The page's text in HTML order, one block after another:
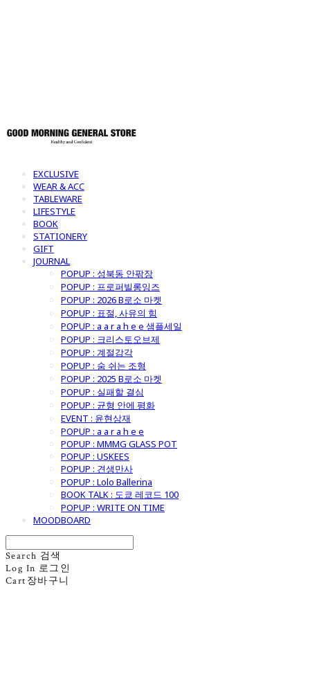
EXCLUSIVE
WEAR & ACC
TABLEWARE
LIFESTYLE
BOOK
STATIONERY
GIFT
JOURNAL
POPUP : 성북동 안팎장
POPUP : 프로퍼빌롱잉즈
POPUP : 2026 B로소 마켓
POPUP : 표절, 사유의 힘
POPUP : a a r a h e e 샘플세일
POPUP : 크리스토오브제
POPUP : 계절감각
POPUP : 숨 쉬는 조형
POPUP : 2025 B로소 마켓
POPUP : 실패할 결심
POPUP : 균형 안에 평화
EVENT : 윤현상재
POPUP : a a r a h e e
POPUP : MMMG GLASS POT
POPUP : USKEES
POPUP : 견생만사
POPUP : Lolo Ballerina
BOOK TALK : 도쿄 레코드 100
POPUP : WRITE ON TIME
MOODBOARD
Search 검색
Log In 로그인
Cart 장바구니